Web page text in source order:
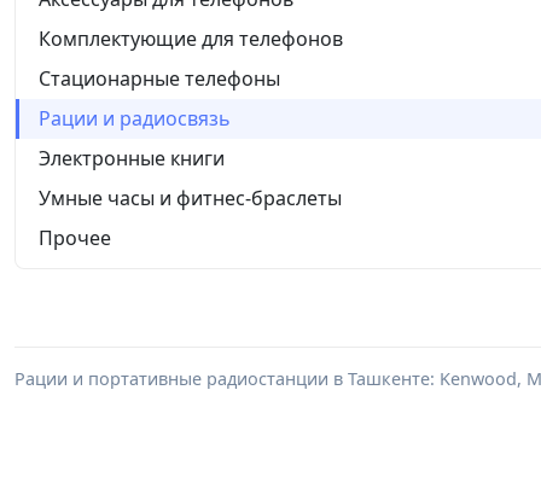
Комплектующие для телефонов
Стационарные телефоны
Рации и радиосвязь
Электронные книги
Умные часы и фитнес-браслеты
Прочее
Рации и портативные радиостанции в Ташкенте: Kenwood,